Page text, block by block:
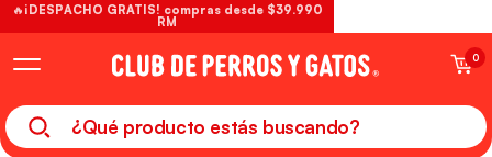
0
🔥¡DESPACHO GRATIS! compras desde $39.990
RM